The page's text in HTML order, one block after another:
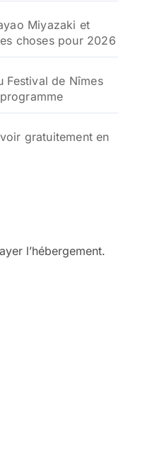
Miyazaki et
choses pour 2026
Festival de Nîmes
gratuitement en
l’hébergement.